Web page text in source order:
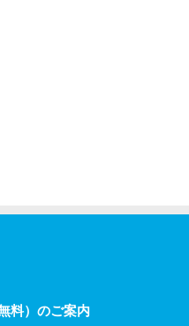
料）のご案内